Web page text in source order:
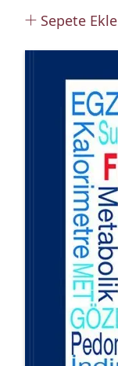
Sepete Ekle